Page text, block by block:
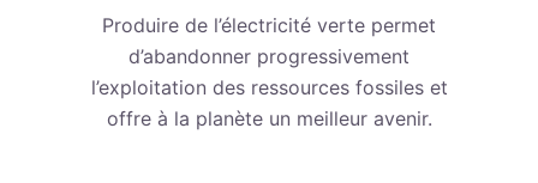
Produire de l’électricité verte permet
d’abandonner progressivement
l’exploitation des ressources fossiles et
offre à la planète un meilleur avenir.